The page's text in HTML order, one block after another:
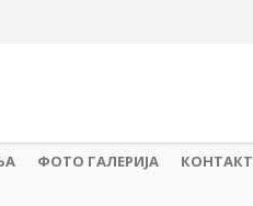
ФОТО ГАЛЕРИЈА КОНТАКТ